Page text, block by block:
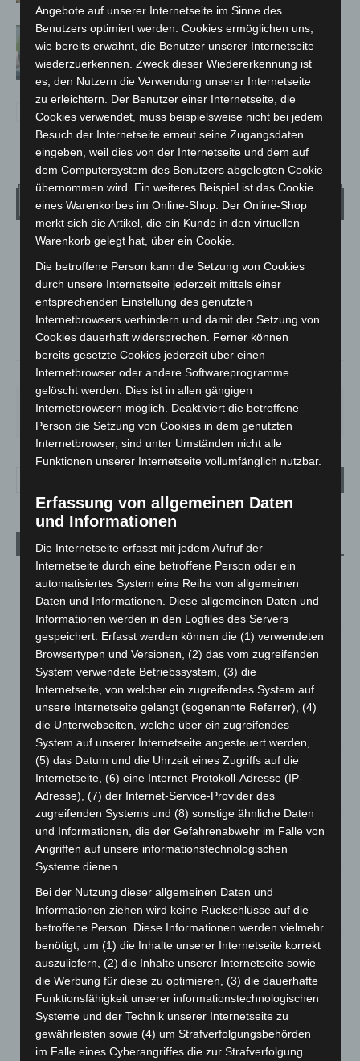
Langenhagen: Autofahrer mit 3,17
Promille aus dem Verkehr gezogen
Wetter
LANGENHAGEN
Bedeckt
24.4°C
38% 4.9m/s 85%
DO.
25° 25°
SA.
26°
SO.
31°
Aktuelle Beiträge
Roten Kreuz
Mann läuft mit Hockeyschläger über A7 – Polizei sucht
Zeugen
5. August 2026
Celle: Mensch stirbt bei Bagger-Unfall auf Baustelle
5. August 2026
Gasleitung bei McDonald’s-Umbau in Langenhagen
beschädigt
5. August 2026
Anklage nach Abschaltung von „Archetyp Market“ erhoben
3. August 2026
Großkontrolle
2. August 2026
Hannover Klassik Open Air 2026: Französische Oper im
Maschpark
2. August 2026
Schwarz Digits und Zscaler starten souveräne Cloud-
Sicherheitsplattform für Europa
2. August 2026
Angebote auf unserer Internetseite im Sinne des
Benutzers optimiert werden. Cookies ermöglichen uns,
wie bereits erwähnt, die Benutzer unserer Internetseite
wiederzuerkennen. Zweck dieser Wiedererkennung ist
es, den Nutzern die Verwendung unserer Internetseite
zu erleichtern. Der Benutzer einer Internetseite, die
Cookies verwendet, muss beispielsweise nicht bei jedem
Besuch der Internetseite erneut seine Zugangsdaten
eingeben, weil dies von der Internetseite und dem auf
dem Computersystem des Benutzers abgelegten Cookie
übernommen wird. Ein weiteres Beispiel ist das Cookie
eines Warenkorbes im Online-Shop. Der Online-Shop
merkt sich die Artikel, die ein Kunde in den virtuellen
Warenkorb gelegt hat, über ein Cookie.
Die betroffene Person kann die Setzung von Cookies
durch unsere Internetseite jederzeit mittels einer
entsprechenden Einstellung des genutzten
Internetbrowsers verhindern und damit der Setzung von
Cookies dauerhaft widersprechen. Ferner können
bereits gesetzte Cookies jederzeit über einen
Internetbrowser oder andere Softwareprogramme
gelöscht werden. Dies ist in allen gängigen
Internetbrowsern möglich. Deaktiviert die betroffene
Person die Setzung von Cookies in dem genutzten
Internetbrowser, sind unter Umständen nicht alle
Funktionen unserer Internetseite vollumfänglich nutzbar.
Erfassung von allgemeinen Daten
und Informationen
Die Internetseite erfasst mit jedem Aufruf der
Internetseite durch eine betroffene Person oder ein
automatisiertes System eine Reihe von allgemeinen
Daten und Informationen. Diese allgemeinen Daten und
Informationen werden in den Logfiles des Servers
gespeichert. Erfasst werden können die (1) verwendeten
Browsertypen und Versionen, (2) das vom zugreifenden
System verwendete Betriebssystem, (3) die
Internetseite, von welcher ein zugreifendes System auf
unsere Internetseite gelangt (sogenannte Referrer), (4)
die Unterwebseiten, welche über ein zugreifendes
System auf unserer Internetseite angesteuert werden,
(5) das Datum und die Uhrzeit eines Zugriffs auf die
Internetseite, (6) eine Internet-Protokoll-Adresse (IP-
Adresse), (7) der Internet-Service-Provider des
zugreifenden Systems und (8) sonstige ähnliche Daten
und Informationen, die der Gefahrenabwehr im Falle von
Angriffen auf unsere informationstechnologischen
Systeme dienen.
Bei der Nutzung dieser allgemeinen Daten und
Informationen ziehen wird keine Rückschlüsse auf die
betroffene Person. Diese Informationen werden vielmehr
benötigt, um (1) die Inhalte unserer Internetseite korrekt
auszuliefern, (2) die Inhalte unserer Internetseite sowie
die Werbung für diese zu optimieren, (3) die dauerhafte
Funktionsfähigkeit unserer informationstechnologischen
Systeme und der Technik unserer Internetseite zu
gewährleisten sowie (4) um Strafverfolgungsbehörden
im Falle eines Cyberangriffes die zur Strafverfolgung